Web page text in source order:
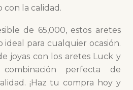
con la calidad.
de 65,000, estos aretes
para cualquier ocasión.
joyas con los aretes Luck y
perfecta de
¡Haz tu compra hoy y